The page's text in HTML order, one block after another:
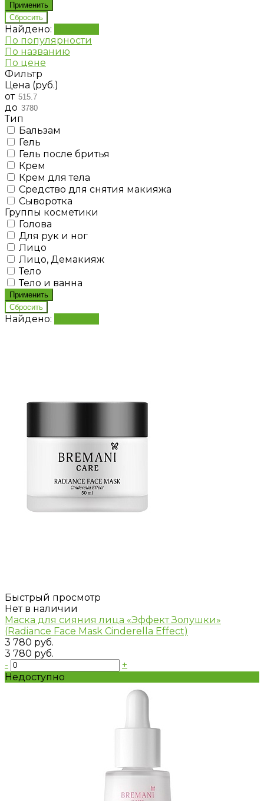
Найдено:
По популярности
По названию
По цене
Фильтр
Цена (руб.)
от
до
Тип
Бальзам
Гель
Гель после бритья
Крем
Крем для тела
Средство для снятия макияжа
Сыворотка
Группы косметики
Голова
Для рук и ног
Лицо
Лицо, Демакияж
Тело
Тело и ванна
Найдено:
Быстрый просмотр
Нет в наличии
Маска для сияния лица «Эффект Золушки»
(Radiance Face Mask Cinderella Effect)
3 780 руб.
3 780 руб.
-
+
Недоступно